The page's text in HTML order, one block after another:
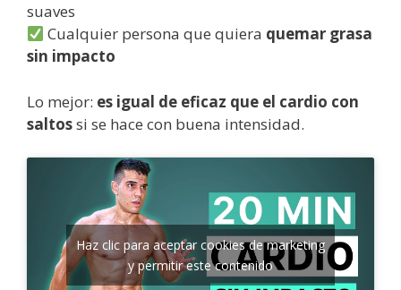
suaves
Cualquier persona que quiera quemar grasa
sin impacto
Lo mejor: es igual de eficaz que el cardio con
saltossi se hace con buena intensidad.
Haz clic para aceptar cookies de marketing
y permitir este contenido